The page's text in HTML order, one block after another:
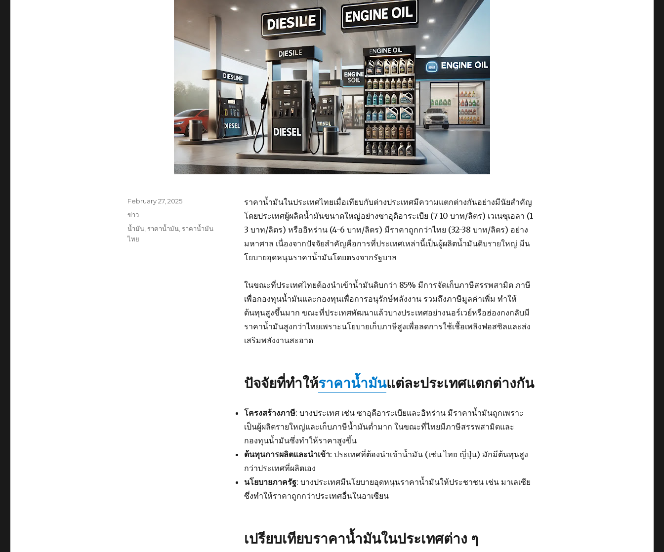
ราคาน้ำมันในประเทศไทยเมื่อเทียบกับต่างประเทศมีความแตกต่างกันอย่างมีนัยสำคัญ
โดยประเทศผู้ผลิตน้ำมันขนาดใหญ่อย่างซาอุดิอาระเบีย (7-10 บาท/ลิตร) เวเนซุเอลา (1-
3 บาท/ลิตร) หรืออิหร่าน (4-6 บาท/ลิตร) มีราคาถูกกว่าไทย (32-38 บาท/ลิตร) อย่าง
มหาศาล เนื่องจากปัจจัยสำคัญคือการที่ประเทศเหล่านี้เป็นผู้ผลิตน้ำมันดิบรายใหญ่ มีน
โยบายอุดหนุนราคาน้ำมันโดยตรงจากรัฐบาล
ในขณะที่ประเทศไทยต้องนำเข้าน้ำมันดิบกว่า 85% มีการจัดเก็บภาษีสรรพสามิต ภาษี
เพื่อกองทุนน้ำมันและกองทุนเพื่อการอนุรักษ์พลังงาน รวมถึงภาษีมูลค่าเพิ่ม ทำให้
ต้นทุนสูงขึ้นมาก ขณะที่ประเทศพัฒนาแล้วบางประเทศอย่างนอร์เวย์หรือฮ่องกงกลับมี
ราคาน้ำมันสูงกว่าไทยเพราะนโยบายเก็บภาษีสูงเพื่อลดการใช้เชื้อเพลิงฟอสซิลและส่ง
เสริมพลังงานสะอาด
ปัจจัยที่ทำให้ราคาน้ำมันแต่ละประเทศแตกต่างกัน
โครงสร้างภาษี: บางประเทศ เช่น ซาอุดีอาระเบียและอิหร่าน มีราคาน้ำมันถูกเพราะ
เป็นผู้ผลิตรายใหญ่และเก็บภาษีน้ำมันต่ำมาก ในขณะที่ไทยมีภาษีสรรพสามิตและ
กองทุนน้ำมันซึ่งทำให้ราคาสูงขึ้น
ต้นทุนการผลิตและนำเข้า: ประเทศที่ต้องนำเข้าน้ำมัน (เช่น ไทย ญี่ปุ่น) มักมีต้นทุนสูง
กว่าประเทศที่ผลิตเอง
นโยบายภาครัฐ: บางประเทศมีนโยบายอุดหนุนราคาน้ำมันให้ประชาชน เช่น มาเลเซีย
ซึ่งทำให้ราคาถูกกว่าประเทศอื่นในอาเซียน
เปรียบเทียบราคาน้ำมันในประเทศต่าง ๆ
Posted
on
February 27, 2025
Categories
ข่าว
Tags
น้ำมัน, ราคาน้ำมัน, ราคาน้ำมัน
ไทย